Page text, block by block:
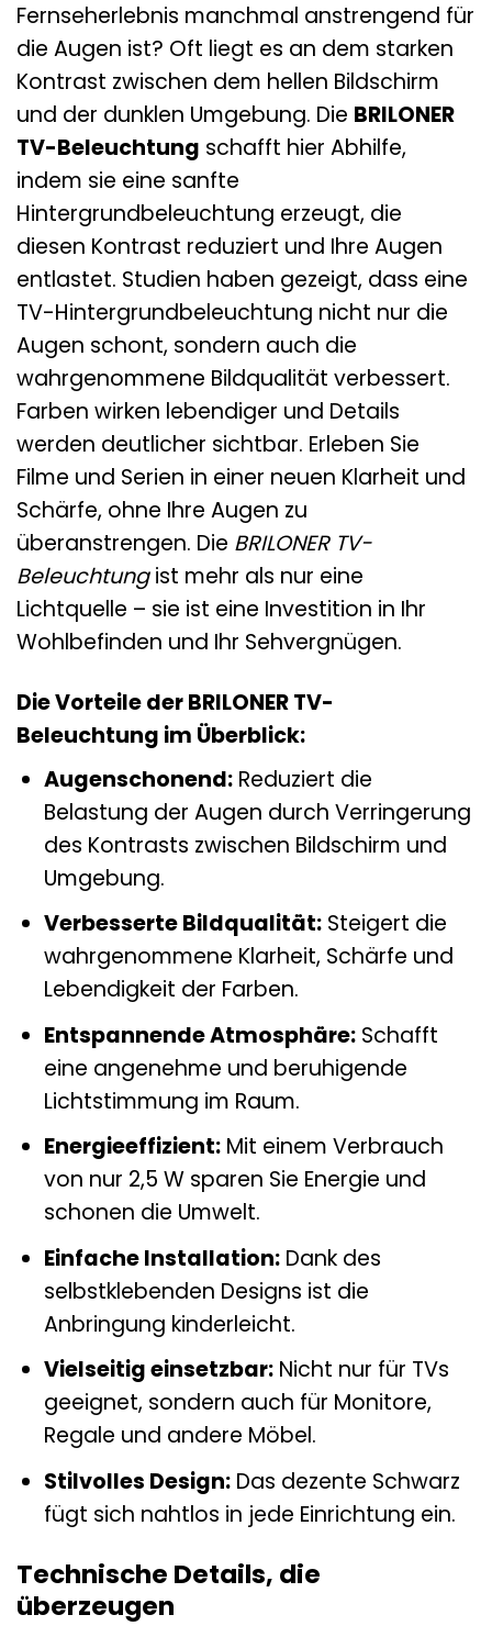
Fernseherlebnis manchmal anstrengend für
die Augen ist? Oft liegt es an dem starken
Kontrast zwischen dem hellen Bildschirm
und der dunklen Umgebung. Die BRILONER
TV-Beleuchtung schafft hier Abhilfe,
indem sie eine sanfte
Hintergrundbeleuchtung erzeugt, die
diesen Kontrast reduziert und Ihre Augen
entlastet. Studien haben gezeigt, dass eine
TV-Hintergrundbeleuchtung nicht nur die
Augen schont, sondern auch die
wahrgenommene Bildqualität verbessert.
Farben wirken lebendiger und Details
werden deutlicher sichtbar. Erleben Sie
Filme und Serien in einer neuen Klarheit und
Schärfe, ohne Ihre Augen zu
überanstrengen. Die BRILONER TV-
Beleuchtungist mehr als nur eine
Lichtquelle – sie ist eine Investition in Ihr
Wohlbefinden und Ihr Sehvergnügen.
Die Vorteile der BRILONER TV-
Beleuchtung im Überblick:
Augenschonend:Reduziert die
Belastung der Augen durch Verringerung
des Kontrasts zwischen Bildschirm und
Umgebung.
Verbesserte Bildqualität:Steigert die
wahrgenommene Klarheit, Schärfe und
Lebendigkeit der Farben.
Entspannende Atmosphäre:Schafft
eine angenehme und beruhigende
Lichtstimmung im Raum.
Energieeffizient:Mit einem Verbrauch
von nur 2,5 W sparen Sie Energie und
schonen die Umwelt.
Einfache Installation:Dank des
selbstklebenden Designs ist die
Anbringung kinderleicht.
Vielseitig einsetzbar:Nicht nur für TVs
geeignet, sondern auch für Monitore,
Regale und andere Möbel.
Stilvolles Design:Das dezente Schwarz
fügt sich nahtlos in jede Einrichtung ein.
Technische Details, die
überzeugen